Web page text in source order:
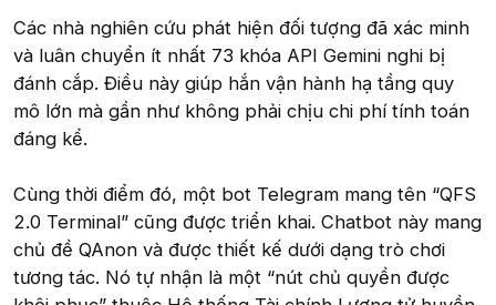
Các nhà nghiên cứu phát hiện đối tượng đã xác minh
và luân chuyển ít nhất 73 khóa API Gemini nghi bị
đánh cắp. Điều này giúp hắn vận hành hạ tầng quy
mô lớn mà gần như không phải chịu chi phí tính toán
đáng kể.
Cùng thời điểm đó, một bot Telegram mang tên “QFS
2.0 Terminal” cũng được triển khai. Chatbot này mang
chủ đề QAnon và được thiết kế dưới dạng trò chơi
tương tác. Nó tự nhận là một “nút chủ quyền được